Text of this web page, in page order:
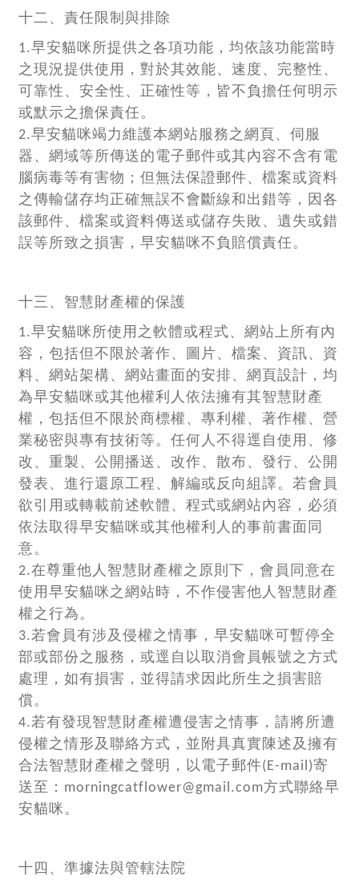
十二、責任限制與排除
1.早安貓咪所提供之各項功能，均依該功能當時
之現況提供使用，對於其效能、速度、完整性、
可靠性、安全性、正確性等，皆不負擔任何明示
或默示之擔保責任。
2.早安貓咪竭力維護本網站服務之網頁、伺服
器、網域等所傳送的電子郵件或其內容不含有電
腦病毒等有害物；但無法保證郵件、檔案或資料
之傳輸儲存均正確無誤不會斷線和出錯等，因各
該郵件、檔案或資料傳送或儲存失敗、遺失或錯
誤等所致之損害，早安貓咪不負賠償責任。
十三、智慧財產權的保護
1.早安貓咪所使用之軟體或程式、網站上所有內
容，包括但不限於著作、圖片、檔案、資訊、資
料、網站架構、網站畫面的安排、網頁設計，均
為早安貓咪或其他權利人依法擁有其智慧財產
權，包括但不限於商標權、專利權、著作權、營
業秘密與專有技術等。任何人不得逕自使用、修
改、重製、公開播送、改作、散布、發行、公開
發表、進行還原工程、解編或反向組譯。若會員
欲引用或轉載前述軟體、程式或網站內容，必須
依法取得早安貓咪或其他權利人的事前書面同
意。
2.在尊重他人智慧財產權之原則下，會員同意在
使用早安貓咪之網站時，不作侵害他人智慧財產
權之行為。
3.若會員有涉及侵權之情事，早安貓咪可暫停全
部或部份之服務，或逕自以取消會員帳號之方式
處理，如有損害，並得請求因此所生之損害賠
償。
4.若有發現智慧財產權遭侵害之情事，請將所遭
侵權之情形及聯絡方式，並附具真實陳述及擁有
合法智慧財產權之聲明，以電子郵件(E-mail)寄
送至：morningcatflower@gmail.com方式聯絡早
安貓咪。
十四、準據法與管轄法院